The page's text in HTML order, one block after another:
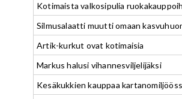
Kotimaista valkosipulia
Silmusalaatti muutti omaan
Artik-kurkut ovat kotimaisia
Markus halusi vihannesviljelijäksi
Kesäkukkien kauppaa